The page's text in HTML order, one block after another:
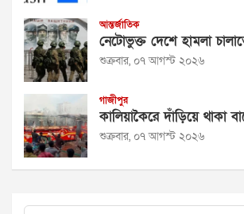
আন্তর্জাতিক
নেটোভুক্ত দেশে হামলা
শুক্রবার, ০৭ আগস্ট ২০২৬
গাজীপুর
কালিয়াকৈরে দাঁড়িয়ে থাকা
শুক্রবার, ০৭ আগস্ট ২০২৬